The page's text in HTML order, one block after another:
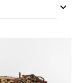
